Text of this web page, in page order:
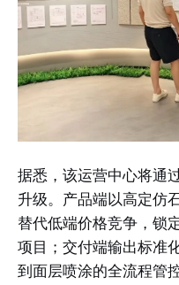
据悉，该运营中心将通
升级。产品端以高定仿
替代低端价格竞争，锁
项目；交付端输出标准
到面层喷涂的全流程管